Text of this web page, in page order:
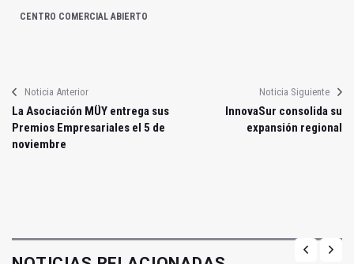
CENTRO COMERCIAL ABIERTO
Noticia Anterior
La Asociación MÜY entrega sus
Premios Empresariales el 5 de
noviembre
Noticia Siguiente
InnovaSur consolida su
expansión regional